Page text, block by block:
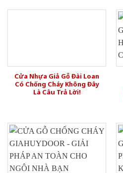
Cửa Nhựa Giả Gỗ Đài Loan
Có Chống Cháy Không Đây
Là Câu Trả Lời!